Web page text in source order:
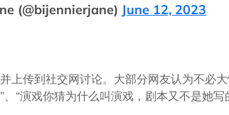
(@bijennierjane) June 12, 2023
上传到社交网讨论。大部分网友认为不必
“演戏你猜为什么叫演戏，剧本又不是她写